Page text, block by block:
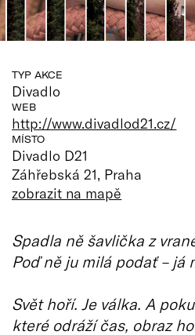
TYP AKCE
Divadlo
WEB
http://www.divadlod21.cz/
MÍSTO
Divadlo D21
Záhřebská 21, Praha
zobrazit na mapě
Spadla ně šavlička z
Poď ně ju milá podať – já
Svět hoří. Je válka. A
které odráží čas, obraz